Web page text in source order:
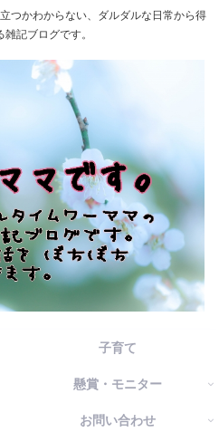
つかわからない、ダルダルな日常から得
記ブログです。
子育て
懸賞・モニター
お問い合わせ